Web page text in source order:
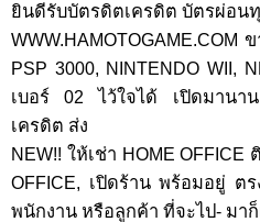
ยินดีรับบัตรดิตเครดิต บัตรผ่อน
PSP 3000, NINTENDO WII,
เบอร์ 02 ไว้ใจได้ เปิดมานา
เครดิต ส่ง
NEW!! ให้เช่า HOME
OFFICE, เปิดร้าน พร้อมอยู่ ต
พนักงาน หรือลูกค้า ที่จะไป- มา